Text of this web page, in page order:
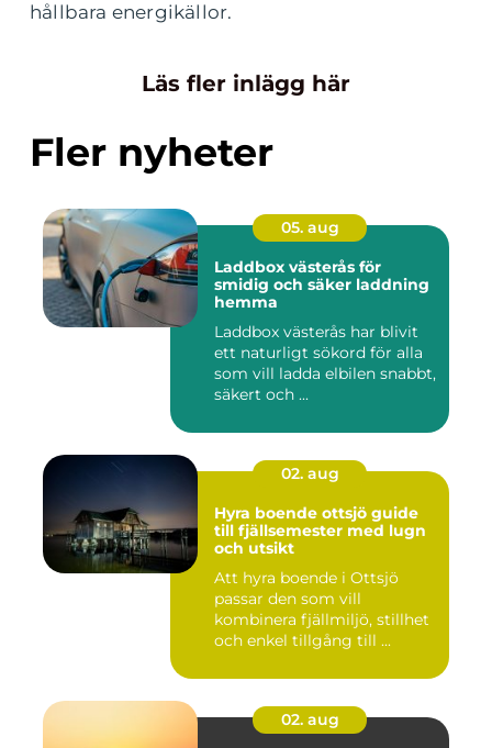
hållbara energikällor.
Läs fler inlägg här
Fler nyheter
05. aug
Laddbox västerås för
smidig och säker laddning
hemma
Laddbox västerås har blivit
ett naturligt sökord för alla
som vill ladda elbilen snabbt,
säkert och ...
02. aug
Hyra boende ottsjö guide
till fjällsemester med lugn
och utsikt
Att hyra boende i Ottsjö
passar den som vill
kombinera fjällmiljö, stillhet
och enkel tillgång till ...
02. aug